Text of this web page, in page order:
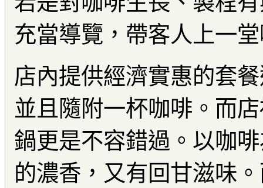
充當導覽，帶客人上一
店內提供經濟實惠的套
並且隨附一杯咖啡。而
鍋更是不容錯過。以咖
的濃香，又有回甘滋味